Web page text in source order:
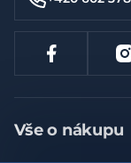
Vše o nákupu